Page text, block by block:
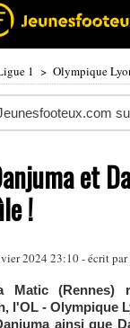
1 > Olympique
et
!
2024 23:10 - écrit par
Matic (Rennes)
l'OL - Olympique
ainsi que